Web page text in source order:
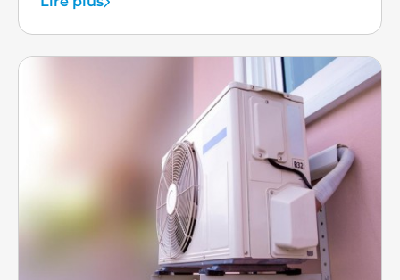
et sans odeur, provoque chaque année des
centaines d'intoxications en France. Notre contrôle
annuel vérifie l'étanchéité des circuits de
combustion et la qualité de l'évacuation des
fumées, vous garantissant ainsi une tranquillité
totale pour votre famille. Que vous possédiez une
chaudière gaz, un système de pompe à chaleur ou
une installation combinée chauffage et
climatisation, notre équipe chez CLAVEL
PLOMBERIE ET CLIMATISATION reste à votre
disposition pour programmer votre entretien au
moment le plus approprié. N'attendez pas les
premières pannes pour agir : demandez votre